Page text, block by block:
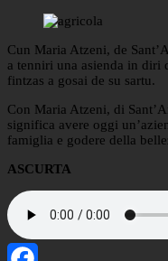
Cun Maria Atzeni, de
a tenniri una asienda in diri
fintzas a gosai de su sartu.
Con Maria Atzeni, di
significa avere oggi
famiglia e godere della
ASCURTA